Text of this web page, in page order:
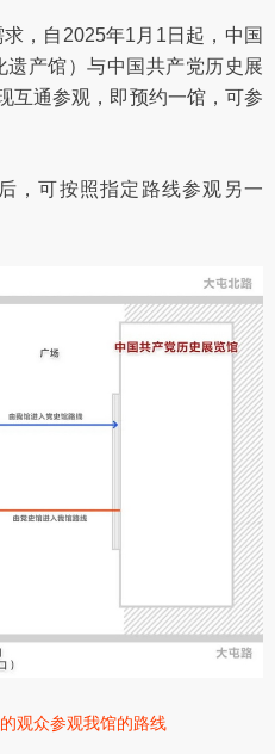
，自2025年1月1日起，中国
产馆）与中国共产党历史展
互通参观，即预约一馆，可参
，可按照指定路线参观另一
观众参观我馆的路线